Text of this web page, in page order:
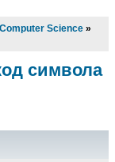
Computer Science »
символа